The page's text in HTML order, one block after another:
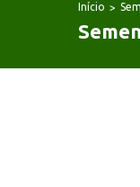
Início